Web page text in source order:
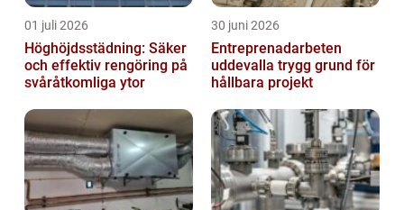
01 juli 2026
Höghöjdsstädning: Säker
och effektiv rengöring på
svåråtkomliga ytor
30 juni 2026
Entreprenadarbeten
uddevalla trygg grund för
hållbara projekt